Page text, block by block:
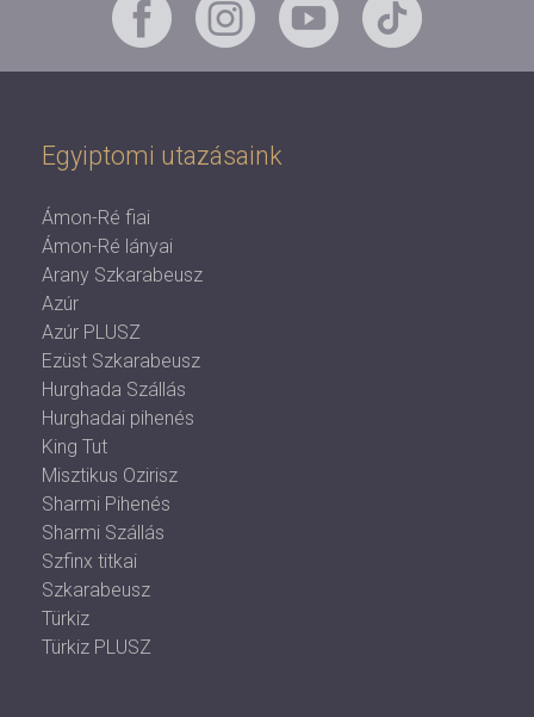
Egyiptomi utazásaink
Ámon-Ré fiai
Ámon-Ré lányai
Arany Szkarabeusz
Azúr
Azúr PLUSZ
Ezüst Szkarabeusz
Hurghada Szállás
Hurghadai pihenés
King Tut
Misztikus Ozirisz
Sharmi Pihenés
Sharmi Szállás
Szfinx titkai
Szkarabeusz
Türkiz
Türkiz PLUSZ